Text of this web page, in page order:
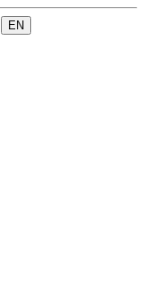
EN